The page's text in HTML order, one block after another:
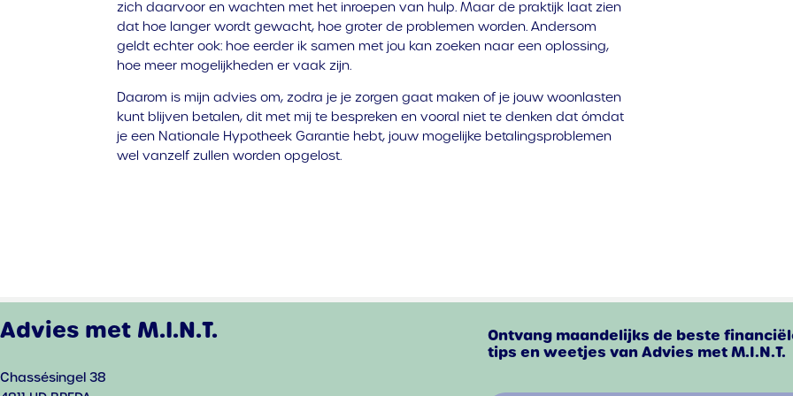
zich daarvoor en wachten met het inroepen van hulp. Maar de praktijk laat zien
dat hoe langer wordt gewacht, hoe groter de problemen worden. Andersom
geldt echter ook: hoe eerder ik samen met jou kan zoeken naar een oplossing,
hoe meer mogelijkheden er vaak zijn.
Daarom is mijn advies om, zodra je je zorgen gaat maken of je jouw woonlasten
kunt blijven betalen, dit met mij te bespreken en vooral niet te denken dat ómdat
je een Nationale Hypotheek Garantie hebt, jouw mogelijke betalingsproblemen
wel vanzelf zullen worden opgelost.
Advies met M.I.N.T.
Chassésingel 38
Ontvang maandelijks de beste
tips en weetjes van Advies met M.I.N.T.